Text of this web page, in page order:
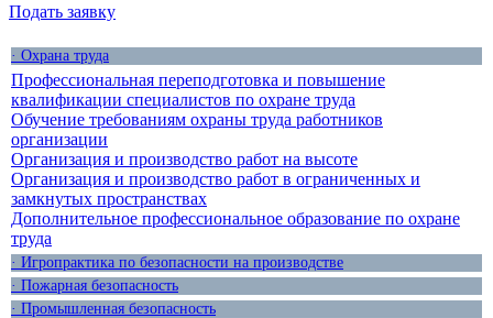
Подать заявку
· Охрана труда
Профессиональная переподготовка и повышение
квалификации специалистов по охране труда
Обучение требованиям охраны труда работников
организации
Организация и производство работ на высоте
Организация и производство работ в ограниченных и
замкнутых пространствах
Дополнительное профессиональное образование по охране
труда
· Игропрактика по безопасности на производстве
· Пожарная безопасность
· Промышленная безопасность